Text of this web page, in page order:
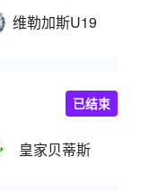
维勒加斯U19
皇家贝蒂斯
已结束